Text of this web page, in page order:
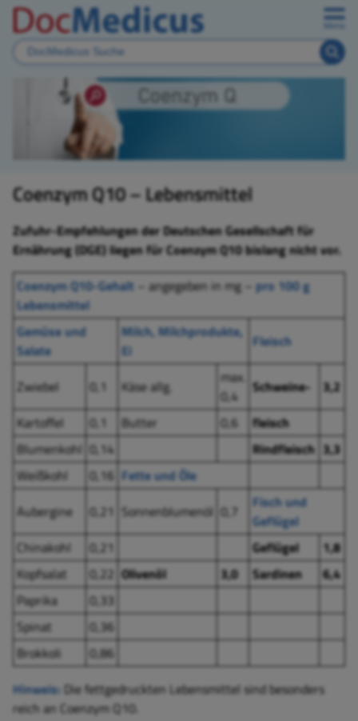
Coenzym Q10 – Lebensmittel
Zufuhr-Empfehlungen der Deutschen Gesellschaft für
Ernährung (DGE) liegen für Coenzym Q10 bislang nicht vor.
Coenzym Q10-Gehalt
– angegeben in mg –
pro 100 g
Lebensmittel
Gemüse und
Salate
Milch, Milchprodukte,
Ei
Fleisch
Zwiebel 0,1 Käse allg.
max.
0,4
Schweine-
3,2
Kartoffel
0,1 Butter 0,6
fleisch
Blumenkohl 0,14 Rindfleisch 3,3
Weißkohl
0,16 Fette und Öle
Aubergine
0,21 Sonnenblumenöl 0,7
Fisch und
Geflügel
Chinakohl
0,21 Geflügel
1,8
Kopfsalat
0,22 Olivenöl 3,0 Sardinen
6,4
Paprika
0,33
Spinat
0,36
Brokkoli
0,86
Hinweis: Die fettgedruckten Lebensmittel sind besonders
reich an Coenzym Q10